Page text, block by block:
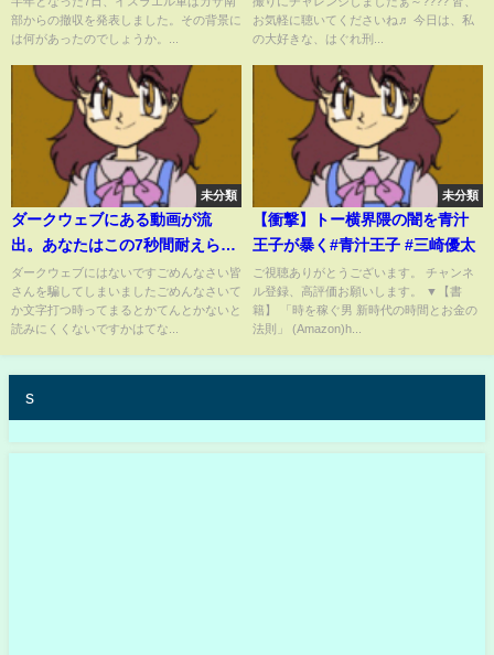
が「壊滅的飢餓」に【news23】
｜TBS NEWS DIG
部からの撤収を発表しました。その背景に
は何があったのでしょうか。...
お気軽に聴いてくださいね♬ 今日は、私
の大好きな、はぐれ刑...
未分類
ダークウェブにある動画が流
出。あなたはこの7秒間耐えられ
ますか？
ダークウェブにはないですごめんなさい皆
さんを騙してしまいましたごめんなさいて
か文字打つ時ってまるとかてんとかないと
読みにくくないですかはてな...
未分類
【衝撃】トー横界隈の闇を青汁
王子が暴く#青汁王子 #三崎優太
ご視聴ありがとうございます。 チャンネ
ル登録、高評価お願いします。 ▼【書
籍】 「時を稼ぐ男 新時代の時間とお金の
法則」 (Amazon)h...
s